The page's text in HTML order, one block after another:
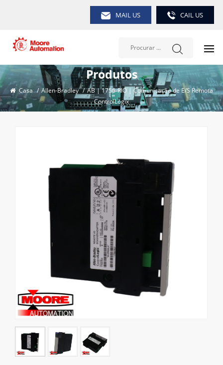
MAIL US CAIL US
Produtos
Casa / Allen-Bradley / AB | 1756-RIO | Comunicação de E/S Remota
ControlLogix